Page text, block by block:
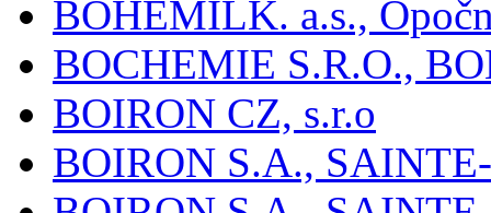
BOHEMILK. a.s.,
BOCHEMIE S.R.O.,
BOIRON CZ, s.r.o
BOIRON S.A.,